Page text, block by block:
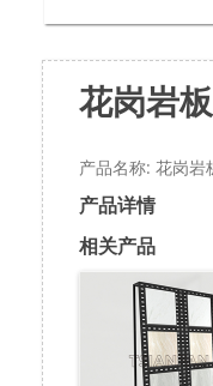
花岗岩
产品名称: 花岗岩
产品详情
相关产品